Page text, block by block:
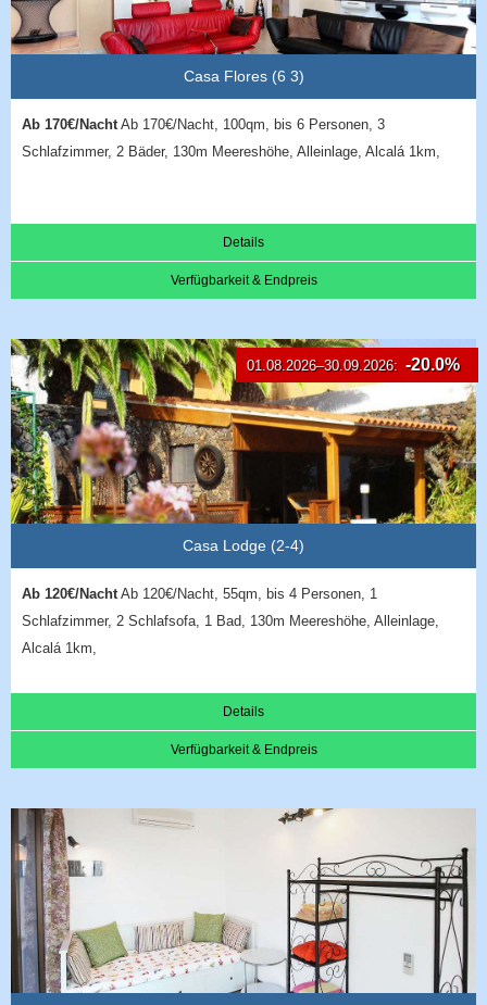
Casa Flores (6 3)
Ab 170€/Nacht Ab 170€/Nacht, 100qm, bis 6 Personen, 3
Schlafzimmer, 2 Bäder, 130m Meereshöhe, Alleinlage, Alcalá 1km,
Details
Verfügbarkeit & Endpreis
01.08.2026–30.09.2026: -20.0%
Casa Lodge (2-4)
Ab 120€/Nacht Ab 120€/Nacht, 55qm, bis 4 Personen, 1
Schlafzimmer, 2 Schlafsofa, 1 Bad, 130m Meereshöhe, Alleinlage,
Alcalá 1km,
Details
Verfügbarkeit & Endpreis